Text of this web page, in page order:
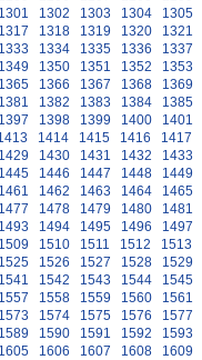
1301 1302 1303 1304 1305
1317 1318 1319 1320 1321
1333 1334 1335 1336 1337
1349 1350 1351 1352 1353
1365 1366 1367 1368 1369
1381 1382 1383 1384 1385
1397 1398 1399 1400 1401
1414 1415 1416 1417
1429 1430 1431 1432 1433
1445 1446 1447 1448 1449
1461 1462 1463 1464 1465
1477 1478 1479 1480 1481
1493 1494 1495 1496 1497
1509 1510 1511 1512 1513
1525 1526 1527 1528 1529
1541 1542 1543 1544 1545
1557 1558 1559 1560 1561
1573 1574 1575 1576 1577
1589 1590 1591 1592 1593
1605 1606 1607 1608 1609